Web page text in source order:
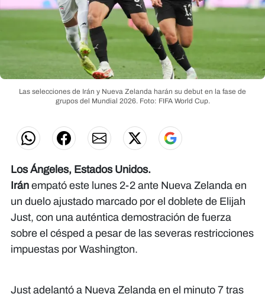
Las selecciones de Irán y Nueva Zelanda harán su debut en la fase de
grupos del Mundial 2026. Foto: FIFA World Cup.
Los Ángeles, Estados Unidos.
Irán empató este lunes 2-2 ante Nueva Zelanda en
un duelo ajustado marcado por el doblete de Elijah
Just, con una auténtica demostración de fuerza
sobre el césped a pesar de las severas restricciones
impuestas por Washington.
Just adelantó a Nueva Zelanda en el minuto 7 tras